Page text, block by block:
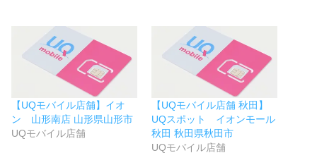
【UQモバイル店舗】イオ
ン 山形南店 山形県山形市
UQモバイル店舗
【UQモバイル店舗 秋田】
UQスポット イオンモール
秋田 秋田県秋田市
UQモバイル店舗